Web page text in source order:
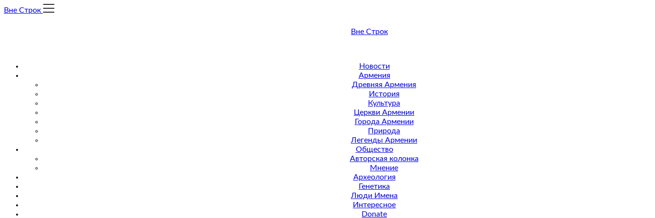
Skip
Вне Строк
Вне Строк
Новости
Армения
Древняя Армения
История
Культура
Церкви Армении
Города Армении
Природа
Легенды Армении
Общество
Авторская колонка
Мнение
Археология
Генетика
Люди Имена
Интересное
Donate